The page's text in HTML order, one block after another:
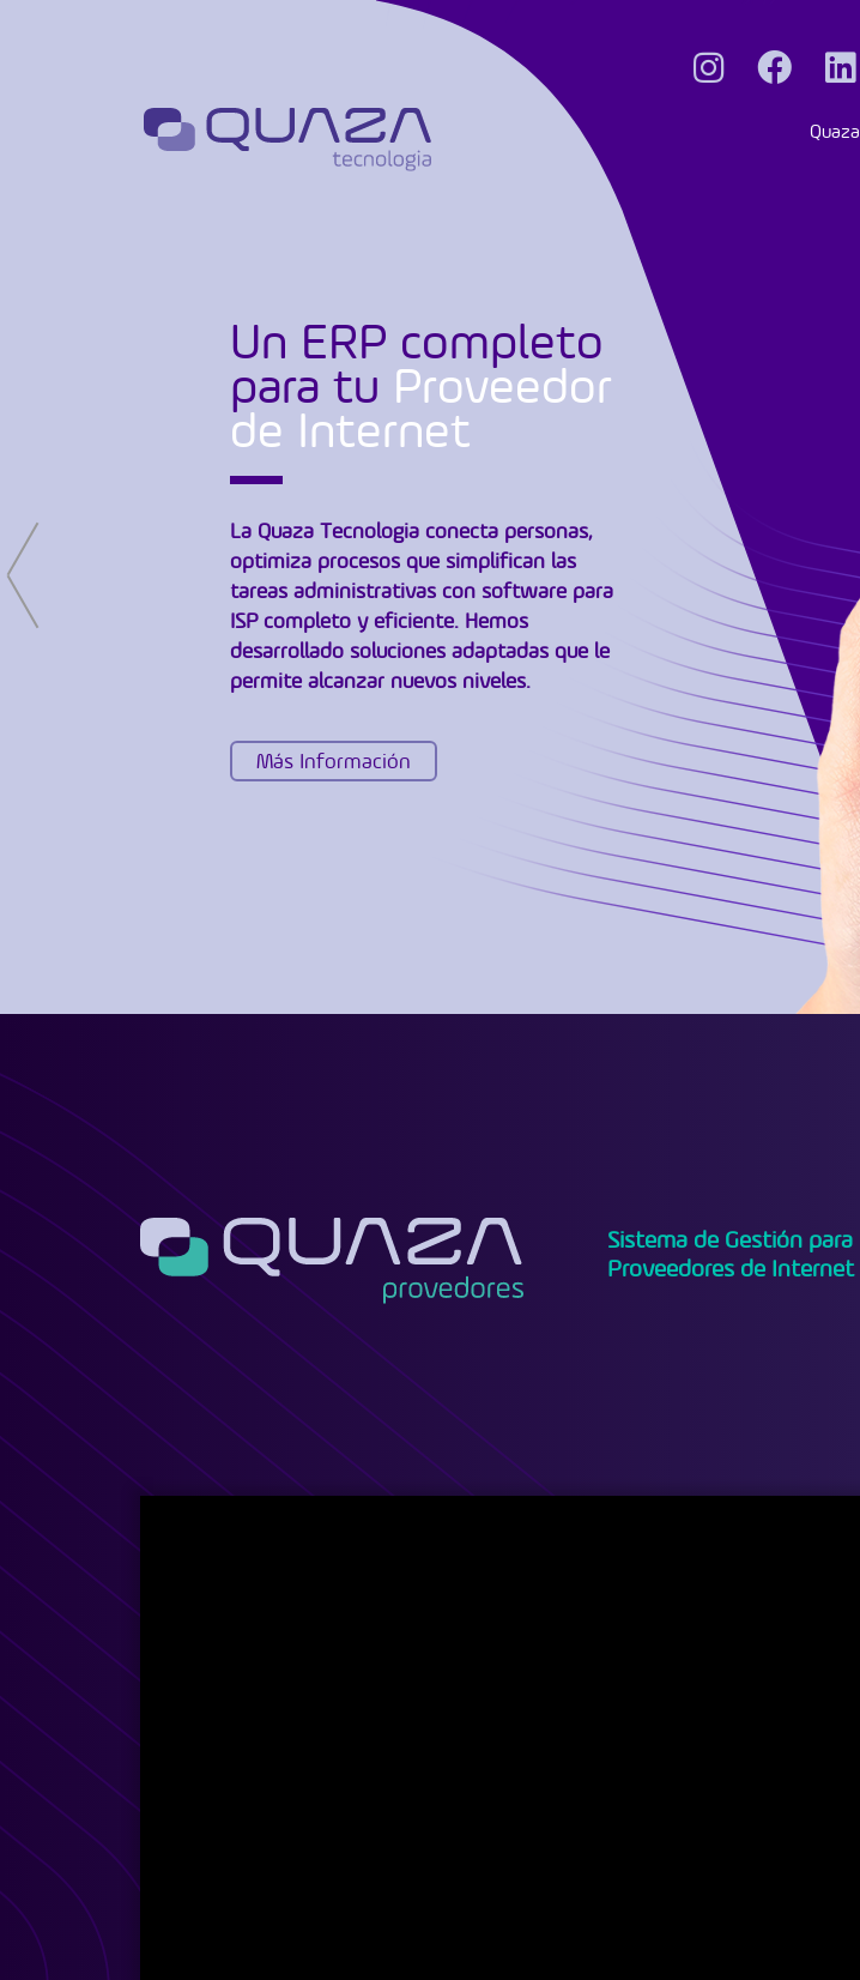
Quaza
Un ERP completo
para tu Proveedor
de Internet
La Quaza Tecnologia conecta personas,
optimiza procesos que simplifican las
tareas administrativas con software para
ISP completo y eficiente. Hemos
desarrollado soluciones adaptadas que le
permite alcanzar nuevos niveles.
Más Información
Sistema de Gestión para
Proveedores de Internet